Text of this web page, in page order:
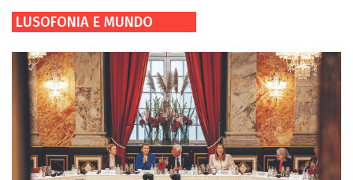
LUSOFONIA E MUNDO